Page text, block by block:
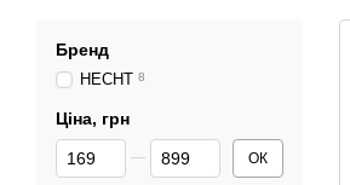
Бренд
HECHT 8
Ціна, грн
Від Ціна, грн
До Ціна, грн ОК